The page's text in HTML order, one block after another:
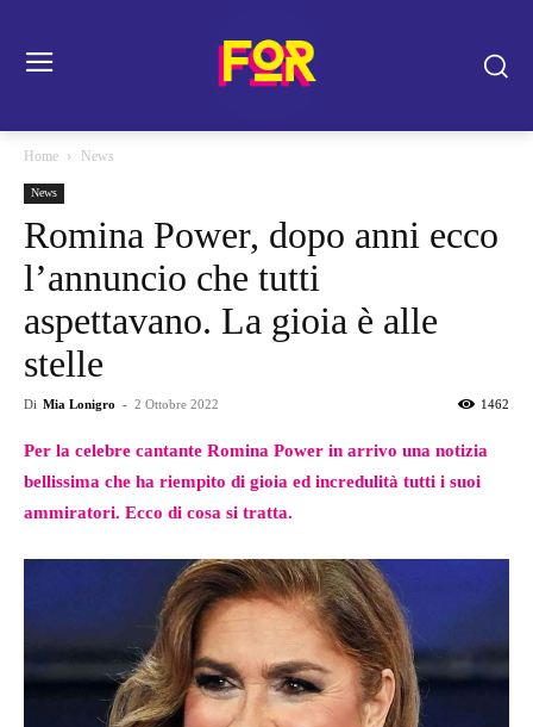
Home News
News
Romina Power, dopo anni ecco
l’annuncio che tutti
aspettavano. La gioia è alle
stelle
Di Mia Lonigro - 2 Ottobre 2022 1462
Per la celebre cantante Romina Power in arrivo una notizia
bellissima che ha riempito di gioia ed incredulità tutti i suoi
ammiratori. Ecco di cosa si tratta.